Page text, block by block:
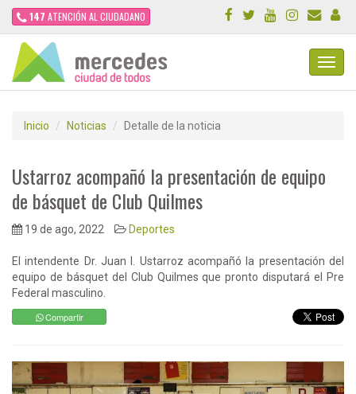
147 ATENCIÓN AL CIUDADANO
Inicio Noticias Detalle de la noticia
Ustarroz acompañó la presentación de equipo
de básquet de Club Quilmes
19 de ago, 2022 Deportes
El intendente Dr. Juan I. Ustarroz acompañó la presentación del
equipo de básquet del Club Quilmes que pronto disputará el Pre
Federal masculino.
Compartir